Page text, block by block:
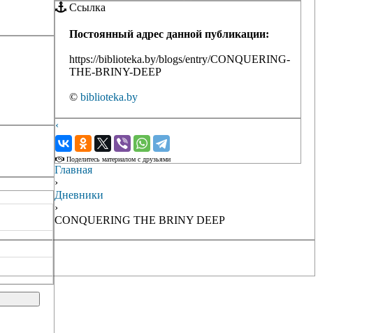
Ссылка
Постоянный адрес данной публикации:
https://biblioteka.by/blogs/entry/CONQUERING-
THE-BRINY-DEEP
© biblioteka.by
‹
›
Поделитесь материалом с друзьями
Главная
›
Дневники
›
CONQUERING THE BRINY DEEP